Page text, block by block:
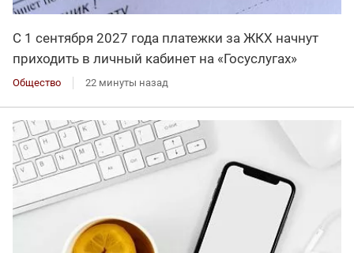
С 1 сентября 2027 года платежки за ЖКХ начнут
приходить в личный кабинет на «Госуслугах»
Общество 22 минуты назад